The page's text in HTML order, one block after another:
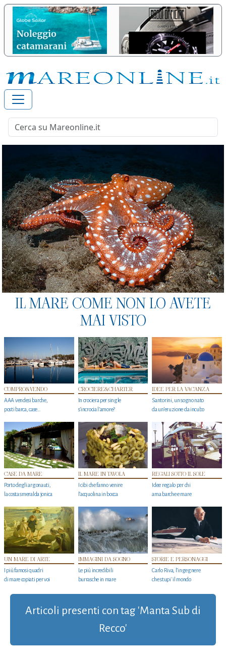
IL MARE COME NON LO AVETE
MAI VISTO
COMPRO&VENDO
AAA vendesi barche,
posti barca, case…
CROCIERE&CHARTER
In crociera per single
s'incrocia l’amore?
IDEE PER LA VACANZA
Santorini, un sogno nato
da un’eruzione da incubo
CASE DA MARE
Porto degli argonauti,
la costa smeralda jonica
IL MARE IN TAVOLA
I cibi che fanno venire
l’acquolina in bocca
REGALI SOTTO IL SOLE
Idee regalo per chi
ama barche e mare
UN MARE DI ARTE
I più famosi quadri
di mare copiati per voi
IMMAGINI DA SOGNO
Le più incredibili
burrasche in mare
STORIE E PERSONAGGI
Carlo Riva, l’ingegnere
che stupi' il mondo
Articoli presenti con tag 'Manta Sub di
Recco'